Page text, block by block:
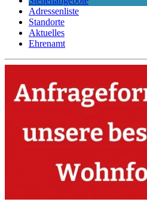
Adressenliste
Standorte
Aktuelles
Ehrenamt